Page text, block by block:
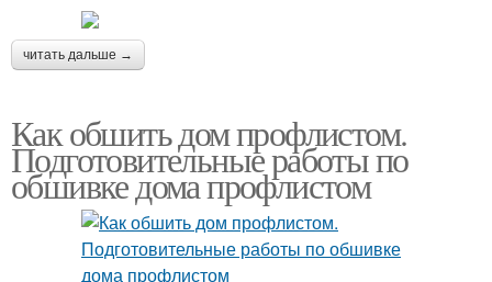
читать дальше →
Как обшить дом профлистом.
Подготовительные работы по
обшивке дома профлистом